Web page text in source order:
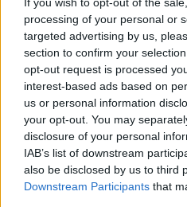
processing of your personal or
targeted advertising by us,
section to confirm your
opt-out request is processed
interest-based ads based on
us or personal information
your opt-out. You may
disclosure of your personal
IAB’s list of downstream
also be disclosed by us to third
Downstream Participants that
avanti il proprio impegno
progetto che raccoglie tutte
dell'agenzia. Negli anni, IO
importanti con progetti
per la prevenzione dei
un'iniziativa fotografica per
cardiopatie congenite;
durante la pandemia per
isolamento e resilienza. Per
a rafforzare il proprio
benefiche, che saranno